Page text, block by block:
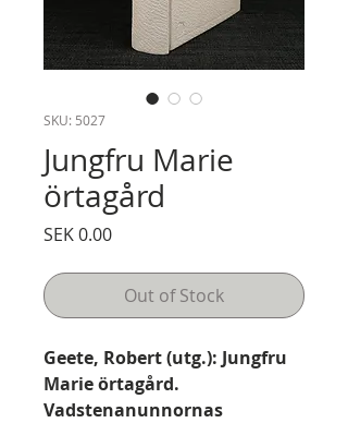
SKU: 5027
Jungfru Marie
örtagård
SEK 0.00Price
Out of Stock
Geete, Robert (utg.): Jungfru
Marie örtagård.
Vadstenanunnornas